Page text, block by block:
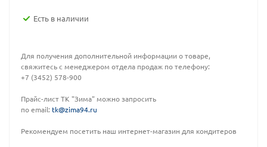
Есть в наличии
Для получения дополнительной информации о товаре,
свяжитесь с менеджером отдела продаж по телефону:
+7 (3452) 578-900
Прайс-лист ТК "Зима" можно запросить
по email: tk@zima94.ru
Рекомендуем посетить наш интернет-магазин для кондитеров